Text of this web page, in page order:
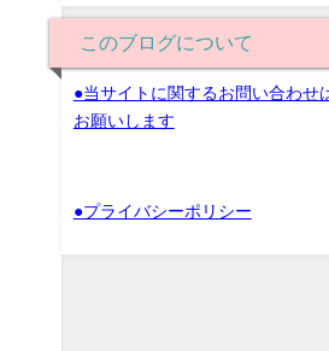
このブログについて
●当サイトに関するお問い合わせ
お願いします
●プライバシーポリシー